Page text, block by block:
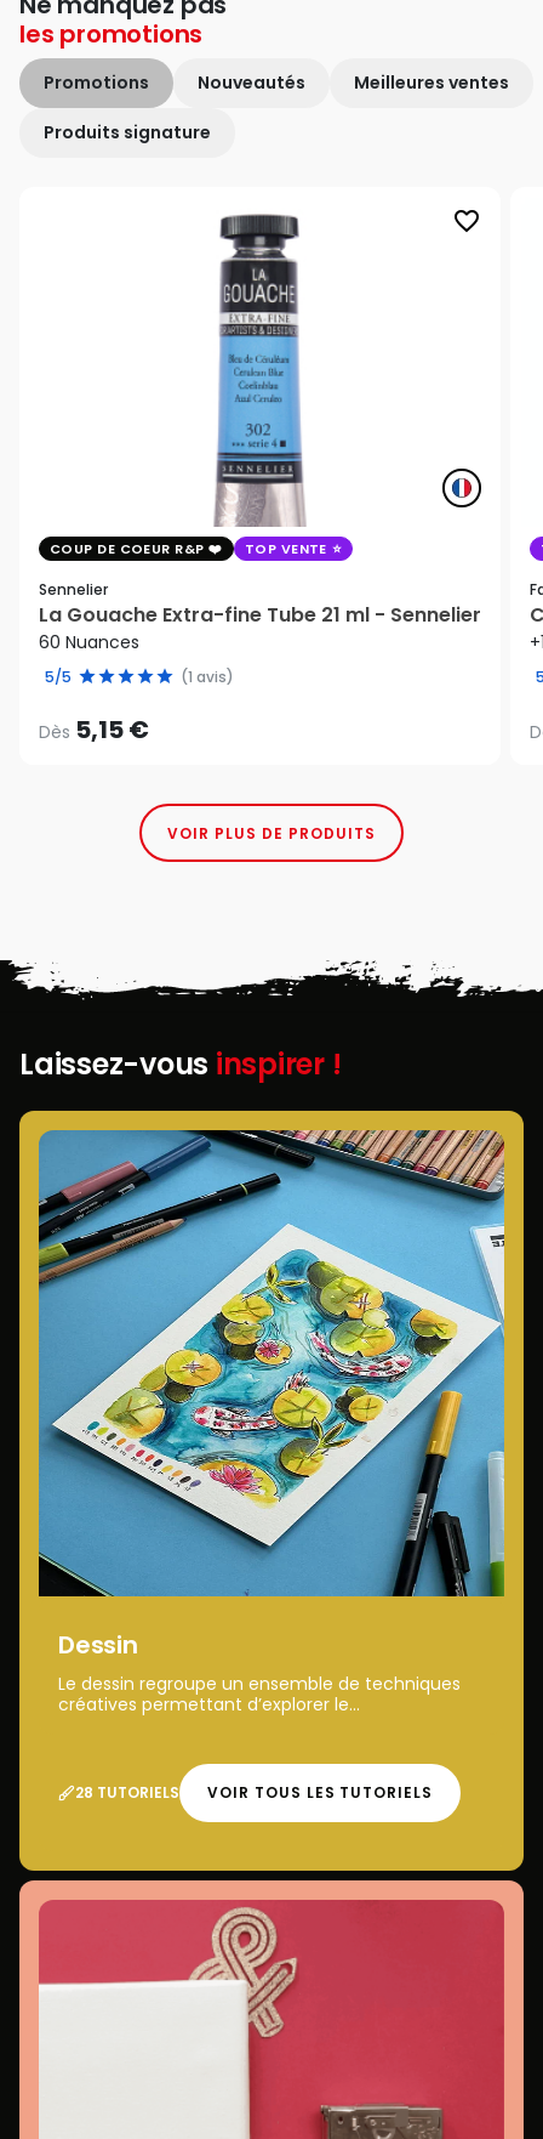
les promotions
Promotions Nouveautés Meilleures ventes
Produits signature
favorite_border
COUP DE COEUR R&P TOP VENTE
Sennelier
La Gouache Extra-fine Tube 21 ml - Sennelier
60 Nuances
5/5 (1 avis)
Dès 5,15 €
VOIR PLUS DE PRODUITS
Laissez-vous inspirer !
Dessin
Le dessin regroupe un ensemble de techniques
créatives permettant d’explorer le...
28 TUTORIELS VOIR TOUS LES TUTORIELS